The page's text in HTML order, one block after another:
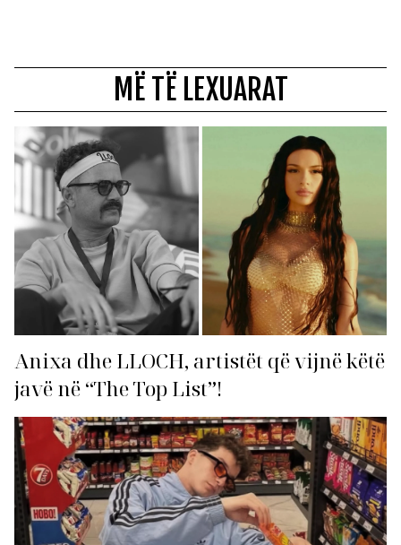
MË TË LEXUARAT
Anixa dhe LLOCH, artistët që vijnë këtë
javë në “The Top List”!